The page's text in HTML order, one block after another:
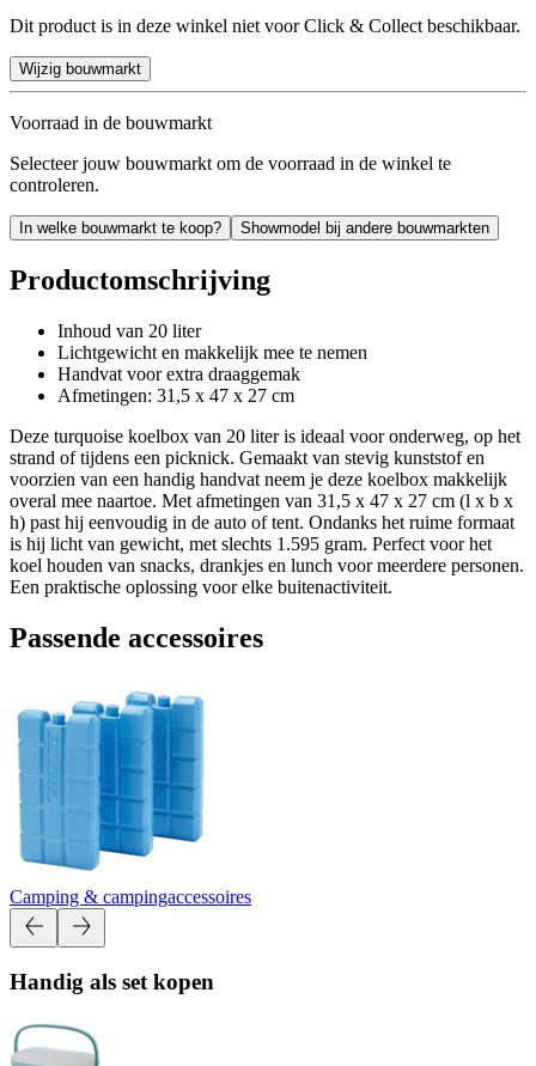
Dit product is in deze winkel niet voor Click & Collect beschikbaar.
Wijzig bouwmarkt
Voorraad in de bouwmarkt
Selecteer jouw bouwmarkt om de voorraad in de winkel te
controleren.
In welke bouwmarkt te koop? Showmodel bij andere bouwmarkten
Productomschrijving
Inhoud van 20 liter
Lichtgewicht en makkelijk mee te nemen
Handvat voor extra draaggemak
Afmetingen: 31,5 x 47 x 27 cm
Deze turquoise koelbox van 20 liter is ideaal voor onderweg, op het
strand of tijdens een picknick. Gemaakt van stevig kunststof en
voorzien van een handig handvat neem je deze koelbox makkelijk
overal mee naartoe. Met afmetingen van 31,5 x 47 x 27 cm (l x b x
h) past hij eenvoudig in de auto of tent. Ondanks het ruime formaat
is hij licht van gewicht, met slechts 1.595 gram. Perfect voor het
koel houden van snacks, drankjes en lunch voor meerdere personen.
Een praktische oplossing voor elke buitenactiviteit.
Passende accessoires
Camping & campingaccessoires
Handig als set kopen